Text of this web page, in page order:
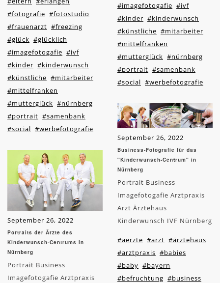
#fotografie #fotostudio
#frauenarzt #freezing
#glück #glücklich
#imagefotogafie #ivf
#kinder #kinderwunsch
#künstliche #mitarbeiter
#mittelfranken
#mutterglück #nürnberg
#portrait #samenbank
#social #werbefotografie
September 26, 2022
Portraits der Ärzte des
Kinderwunsch-Centrums in
Nürnberg
Portrait Business
Imagefotogafie Arztpraxis
#imagefotogafie #ivf
#kinder #kinderwunsch
#künstliche #mitarbeiter
#mittelfranken
#mutterglück #nürnberg
#portrait #samenbank
#social #werbefotografie
September 26, 2022
Business-Fotografie für das
"Kinderwunsch-Centrum" in
Nürnberg
Portrait Business
Imagefotogafie Arztpraxis
Arzt Ärztehaus
Kinderwunsch IVF Nürnberg
#aerzte #arzt #ärztehaus
#arztpraxis #babies
#baby #bayern
#befruchtung #business